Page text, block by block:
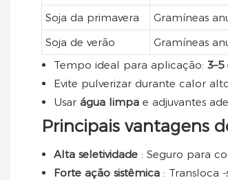
Soja da primavera
Gramíneas
Soja de verão
Gramíneas
Tempo ideal para aplicação:
Evite pulverizar durante calor
Usar água limpa e adjuvantes
Principais vantagens
Alta seletividade : Seguro para
Forte ação sistêmica : Transloca